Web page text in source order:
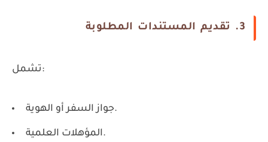
3. تقديم المستندات المطلوبة
تشمل:
جواز السفر أو الهوية.
المؤهلات العلمية.